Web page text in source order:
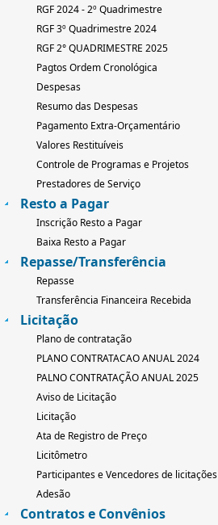
RGF 2024 - 2º Quadrimestre
RGF 3º Quadrimestre 2024
RGF 2° QUADRIMESTRE 2025
Pagtos Ordem Cronológica
Despesas
Resumo das Despesas
Pagamento Extra-Orçamentário
Valores Restituíveis
Controle de Programas e Projetos
Prestadores de Serviço
Resto a Pagar
Inscrição Resto a Pagar
Baixa Resto a Pagar
Repasse/Transferência
Repasse
Transferência Financeira Recebida
Licitação
Plano de contratação
PLANO CONTRATACAO ANUAL 2024
PALNO CONTRATAÇÃO ANUAL 2025
Aviso de Licitação
Licitação
Ata de Registro de Preço
Licitômetro
Participantes e Vencedores de licitações
Adesão
Contratos e Convênios